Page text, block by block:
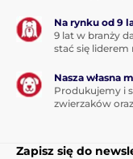
Na rynku od 9
9 lat w branży
stać się
Nasza własna
Produkujemy i
zwierzaków
Zapisz się do